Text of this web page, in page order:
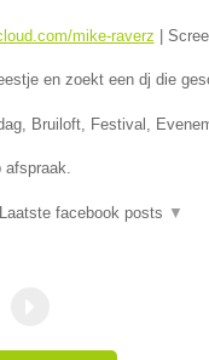
mike-raverz
en zoekt een dj die
Bruiloft, Festival,
afspraak.
Laatste facebook posts ▼